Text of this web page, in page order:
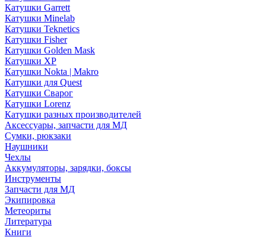
Катушки Garrett
Катушки Minelab
Катушки Teknetics
Катушки Fisher
Катушки Golden Mask
Катушки XP
Катушки Nokta | Makro
Катушки для Quest
Катушки Сварог
Катушки Lorenz
Катушки разных производителей
Аксессуары, запчасти для МД
Сумки, рюкзаки
Наушники
Чехлы
Аккумуляторы, зарядки, боксы
Инструменты
Запчасти для МД
Экипировка
Метеориты
Литература
Книги